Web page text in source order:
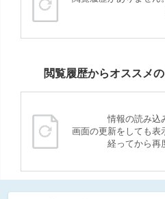
閲覧履歴からオススメ
情報の読み込
画面の更新をしても表
経ってから再